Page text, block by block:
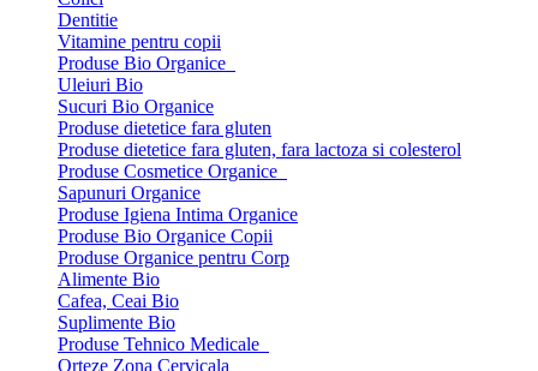
Dentitie
Vitamine pentru copii
Produse Bio Organice
Uleiuri Bio
Sucuri Bio Organice
Produse dietetice fara gluten
Produse dietetice fara gluten, fara lactoza si colesterol
Produse Cosmetice Organice
Sapunuri Organice
Produse Igiena Intima Organice
Produse Bio Organice Copii
Produse Organice pentru Corp
Alimente Bio
Cafea, Ceai Bio
Suplimente Bio
Produse Tehnico Medicale
Orteze Zona Cervicala